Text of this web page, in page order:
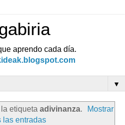
aprendo cada día.
▼
etiqueta adivinanza.
Mostrar
las entradas